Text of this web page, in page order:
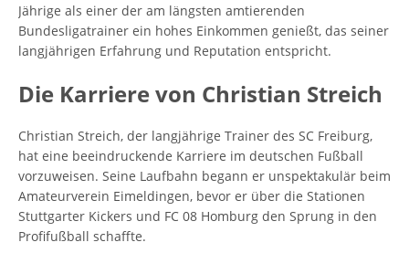
Jährige als einer der am längsten amtierenden
Bundesligatrainer ein hohes Einkommen genießt, das seiner
langjährigen Erfahrung und Reputation entspricht.
Die Karriere von Christian Streich
Christian Streich, der langjährige Trainer des SC Freiburg,
hat eine beeindruckende Karriere im deutschen Fußball
vorzuweisen. Seine Laufbahn begann er unspektakulär beim
Amateurverein Eimeldingen, bevor er über die Stationen
Stuttgarter Kickers und FC 08 Homburg den Sprung in den
Profifußball schaffte.